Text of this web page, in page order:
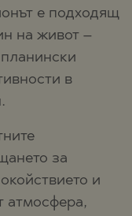
е подходящ
на живот –
в
за
и
атмосфера,